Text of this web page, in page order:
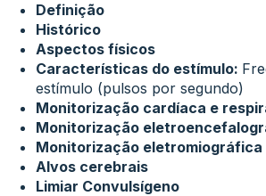
Definição
Histórico
Aspectos físicos
Características do estímulo:
estímulo (pulsos por segundo)
Monitorização cardíaca e
Monitorização
Monitorização eletromiográfica
Alvos cerebrais
Limiar Convulsígeno